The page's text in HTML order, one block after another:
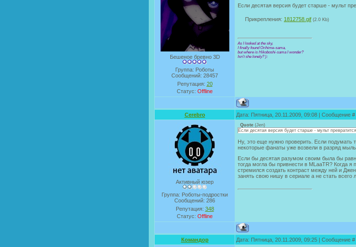
Бешеное бревно 3D
Группа: Роботы
Сообщений: 28457
Репутация: 20
Статус: Offline
Если десятая версия будет старше - мульт
Прикрепления: 1812758.gif (2.0 Kb)
As I looked at the sky,
I finally found Orihime-sama,
but where is Hikoboshi-sama I wonder?
Isn’t she lonely? ):
Cerebro Дата: Пятница, 20.11.2009, 09:08 | Сообщение #
Активный юзер
Группа: Роботы-подростки
Сообщений: 286
Репутация: 348
Статус: Offline
Quote (Jen)
Если десятая версия будет старше - мульт
Ну, это еще нужно проверить. Если подумать
некоторые фанаты уже возвели в разряд
Если бы десятая разумом своим была бы
тогда могла бы привнести в MLaaTR? Когда я
стремился создать контраст между ней и
занять свою нишу в сериале а не стать
Командор Дата: Пятница, 20.11.2009, 09:25 | Сообщение #